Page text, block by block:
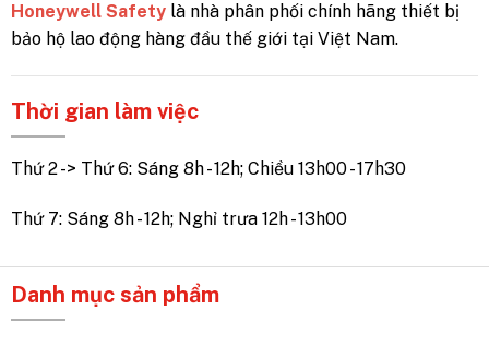
Honeywell Safety là nhà phân phối chính hãng thiết bị
bảo hộ lao động hàng đầu thế giới tại Việt Nam.
Thời gian làm việc
Thứ 2 -> Thứ 6: Sáng 8h - 12h; Chiều 13h00 - 17h30
Thứ 7: Sáng 8h - 12h; Nghỉ trưa 12h - 13h00
Danh mục sản phẩm